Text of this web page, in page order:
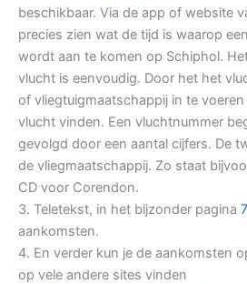
beschikbaar. Via de app of website
precies zien wat de tijd is waarop
wordt aan te komen op Schiphol.
vlucht is eenvoudig. Door het het
of vliegtuigmaatschappij in te
vlucht vinden. Een vluchtnummer
gevolgd door een aantal cijfers. De
de vliegmaatschappij. Zo staat
CD voor Corendon.
3. Teletekst, in het bijzonder pagina
aankomsten.
4. En verder kun je de aankomsten
op vele andere sites vinden